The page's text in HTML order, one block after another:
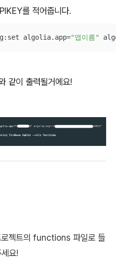
를 적어줍니다.
algolia.app="앱이름"
같이 출력될거에요!
젝트의 functions 파일로 들
요!